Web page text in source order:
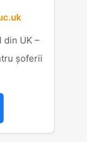
din UK –
șoferii